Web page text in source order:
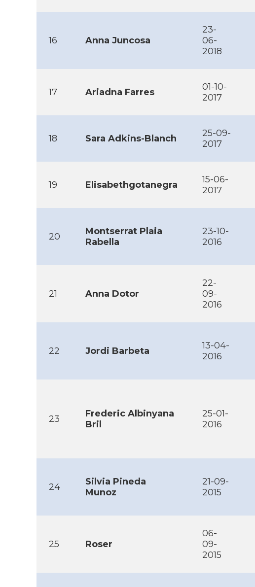
16 Anna Juncosa
23-
06-
2018
17 Ariadna Farres
01-10-
2017
18 Sara Adkins-Blanch
25-09-
2017
19 Elisabethgotanegra
15-06-
2017
20
Montserrat Plaia
Rabella
23-10-
2016
21 Anna Dotor
22-
09-
2016
22 Jordi Barbeta
13-04-
2016
23
Frederic Albinyana
Bril
25-01-
2016
24
Silvia Pineda
Munoz
21-09-
2015
25 Roser
06-
09-
2015